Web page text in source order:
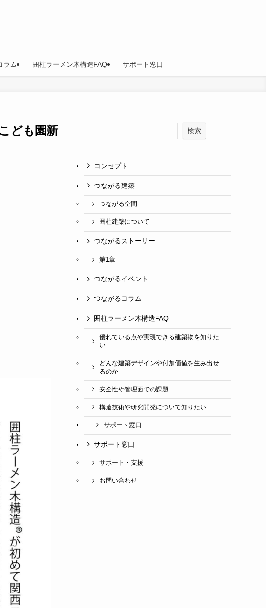
ラム 囲柱ラーメン木構造FAQ サポート窓口
ども園新
検索
コンセプト
つながる建築
つながる空間
囲柱建築について
つながるストーリー
第1章
つながるイベント
つながるコラム
囲柱ラーメン木構造FAQ
優れている点や実現できる建築物を知りた
い
どんな建築デザインや付加価値を生み出せ
るのか
安全性や管理面での課題
構造技術や研究開発について知りたい
サポート窓口
サポート窓口
サポート・支援
お問い合わせ